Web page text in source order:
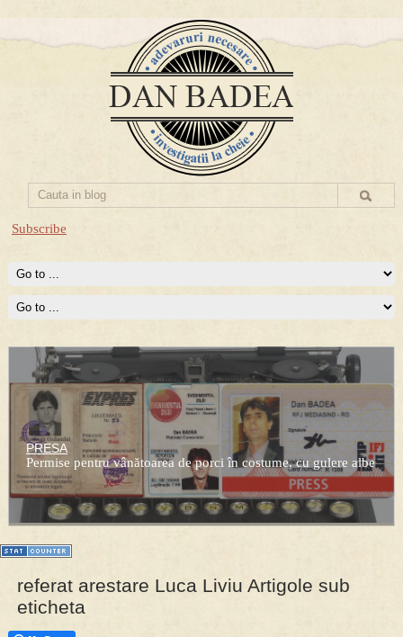
Subscribe
PRESA
Permise pentru vânătoarea de porci în costume, cu gulere albe
referat arestare Luca Liviu Artigole sub
eticheta